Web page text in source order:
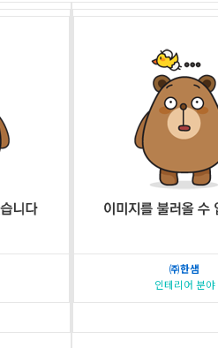
㈜한샘
인테리어 분야